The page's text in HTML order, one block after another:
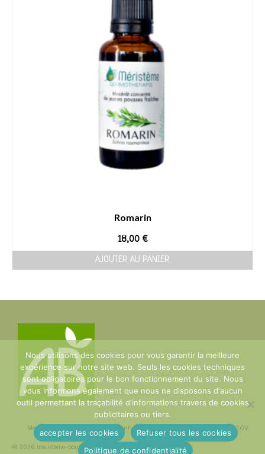
Romarin
18,00 €
AJOUTER AU PANIER
Mentions Légales Politique de confidentialité CGV
© 2026 meristeme-boutique
Nous utilisons des cookies pour vous garantir la meilleure
expérience sur notre site web. Seuls les cookies techniques
sont obligatoires pour le bon fonctionnement du site. Nous
vous informons également que nous ne disposons d'aucun
outil permettant la traçabilité d'informations travers de cookies
publicitaires ou tiers.
accepter les cookies
Refuser tous les cookies
Politique de confidentialité